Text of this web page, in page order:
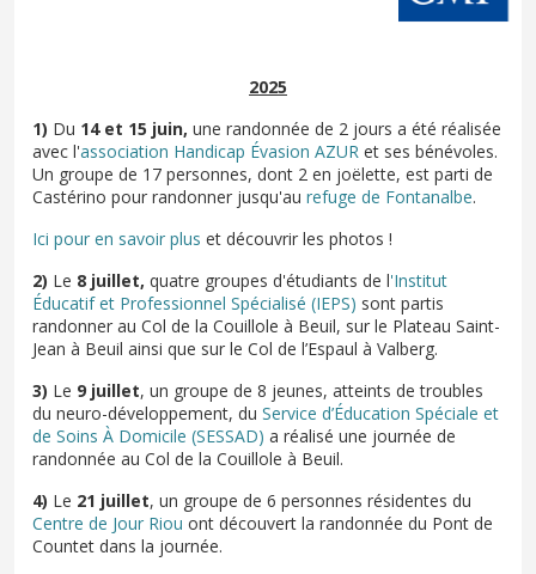
2025
1) Du 14 et 15 juin, une randonnée de 2 jours a été réalisée
avec l'association Handicap Évasion AZUR et ses bénévoles.
Un groupe de 17 personnes, dont 2 en joëlette, est parti de
Castérino pour randonner jusqu'au refuge de Fontanalbe.
Ici pour en savoir plus et découvrir les photos !
2) Le 8 juillet, quatre groupes d'étudiants de l'Institut
Éducatif et Professionnel Spécialisé (IEPS) sont partis
randonner au Col de la Couillole à Beuil, sur le Plateau Saint-
Jean à Beuil ainsi que sur le Col de l’Espaul à Valberg.
3) Le 9 juillet, un groupe de 8 jeunes, atteints de troubles
du neuro-développement, du Service d’Éducation Spéciale et
de Soins À Domicile (SESSAD) a réalisé une journée de
randonnée au Col de la Couillole à Beuil.
4) Le 21 juillet, un groupe de 6 personnes résidentes du
Centre de Jour Riou ont découvert la randonnée du Pont de
Countet dans la journée.